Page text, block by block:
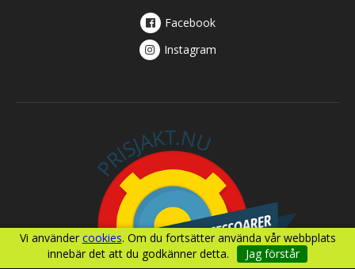
Vi använder cookies. Om du fortsätter använda vår webbplats
innebär det att du godkänner detta.
Jag förstår
Facebook
Instagram